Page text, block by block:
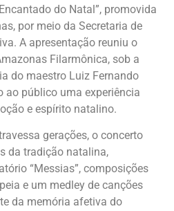
do Natal”, promovida
por meio da Secretaria de
A apresentação reuniu o
Filarmônica, sob a
do maestro Luiz Fernando
ao público uma experiência
e espírito natalino.
gerações, o concerto
da tradição natalina,
“Messias”, composições
e um medley de canções
da memória afetiva do